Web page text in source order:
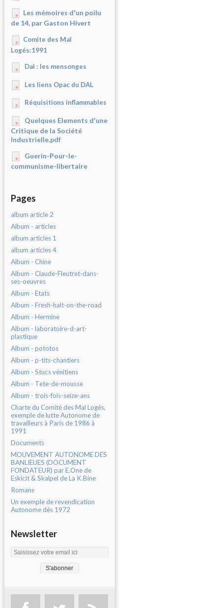
Les mémoires d'un poilu
de 14, par Gaston Hivert
Comite des Mal
Logés:1991
Dal : les mensonges
Les liens Opac du DAL
Réquisitions inflammables
Quelques Elements d'une
Critique de la Société
Industrielle.pdf
Guerin-Pour-le-
communisme-libertaire
Pages
album article 2
Album - articles
album articles 1
album articles 4
Album - Chine
Album - Claude-Fleutret-dans-
ses-oeuvres
Album - Etats
Album - Fresh-halt-on-the-road
Album - Hermine
Album - laboratoire-d-art-
plastique
Album - pototos
Album - p-tits-chantiers
Album - Stucs vénitiens
Album - Tete-de-mousse
Album - trois-fois-seize-ans
Charte du Comité des Mal Logés,
exemple de lutte Autonome de
travailleurs à Paris de 1986 à
1991
Documents
MOUVEMENT AUTONOME DES
BANLIEUES (DOCUMENT
FONDATEUR) par E.One de
Eskicit & Skalpel de La K.Bine
Romans
Un exemple de revendication
Autonome dès 1972
Newsletter